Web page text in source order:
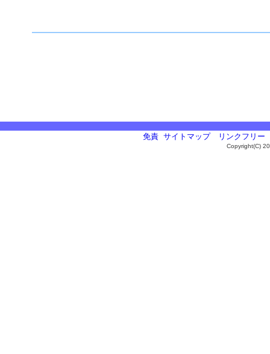
免責 サイトマップ リンクフリー
Copyright(C)